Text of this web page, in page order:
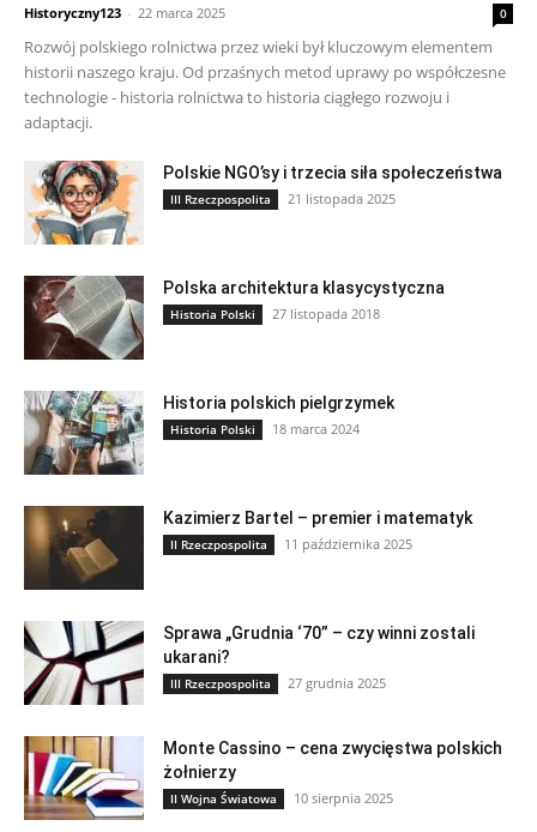
Historyczny123 - 22 marca 2025 0
Rozwój polskiego rolnictwa przez wieki był kluczowym elementem
historii naszego kraju. Od przaśnych metod uprawy po współczesne
technologie - historia rolnictwa to historia ciągłego rozwoju i
adaptacji.
Polskie NGO’sy i trzecia siła społeczeństwa
III Rzeczpospolita 21 listopada 2025
Polska architektura klasycystyczna
Historia Polski 27 listopada 2018
Historia polskich pielgrzymek
Historia Polski 18 marca 2024
Kazimierz Bartel – premier i matematyk
II Rzeczpospolita 11 października 2025
Sprawa „Grudnia ‘70” – czy winni zostali
ukarani?
III Rzeczpospolita 27 grudnia 2025
Monte Cassino – cena zwycięstwa polskich
żołnierzy
II Wojna Światowa 10 sierpnia 2025